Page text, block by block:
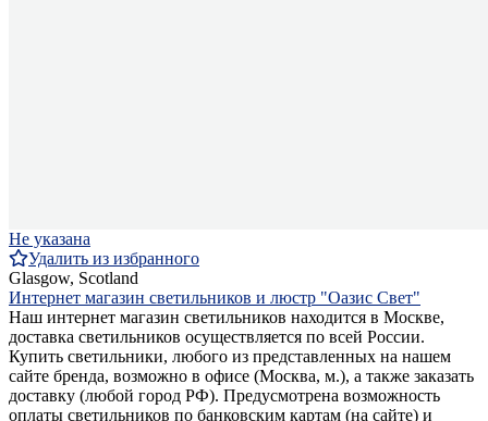
Не указана
Удалить из избранного
Glasgow, Scotland
Интернет магазин светильников и люстр "Оазис Свет"
Наш интернет магазин светильников находится в Москве,
доставка светильников осуществляется по всей России.
Купить светильники, любого из представленных на нашем
сайте бренда, возможно в офисе (Москва, м.), а также заказать
доставку (любой город РФ). Предусмотрена возможность
оплаты светильников по банковским картам (на сайте) и